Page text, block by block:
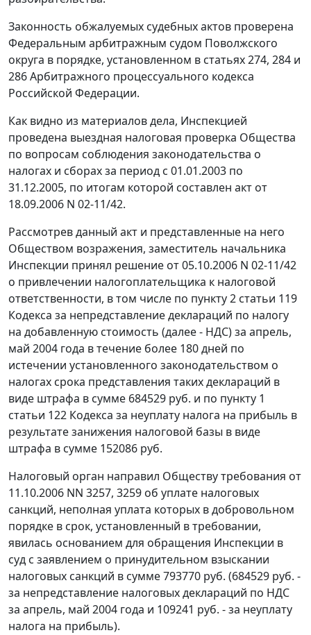
Законность обжалуемых судебных актов проверена
Федеральным арбитражным судом Поволжского
округа в порядке, установленном в статьях 274, 284 и
286Арбитражного процессуального кодекса
Российской Федерации.
Как видно из материалов дела, Инспекцией
проведена выездная налоговая проверка Общества
по вопросам соблюдения законодательства о
налогах и сборах за период с 01.01.2003 по
31.12.2005, по итогам которой составлен акт от
18.09.2006 N 02-11/42.
Рассмотрев данный акт и представленные на него
Обществом возражения, заместитель начальника
Инспекции принял решение от 05.10.2006 N 02-11/42
о привлечении налогоплательщика к налоговой
ответственности, в том числе по пункту 2 статьи 119
Кодекса за непредставление деклараций по налогу
на добавленную стоимость (далее - НДС) за апрель,
май 2004 года в течение более 180 дней по
истечении установленного законодательством о
налогах срока представления таких деклараций в
виде штрафа в сумме 684529 руб. и по пункту 1
статьи 122 Кодекса за неуплату налога на прибыль в
результате занижения налоговой базы в виде
штрафа в сумме 152086 руб.
Налоговый орган направил Обществу требования от
11.10.2006 NN 3257, 3259 об уплате налоговых
санкций, неполная уплата которых в добровольном
порядке в срок, установленный в требовании,
явилась основанием для обращения Инспекции в
суд с заявлением о принудительном взыскании
налоговых санкций в сумме 793770 руб. (684529 руб. -
за непредставление налоговых деклараций по НДС
за апрель, май 2004 года и 109241 руб. - за неуплату
налога на прибыль).